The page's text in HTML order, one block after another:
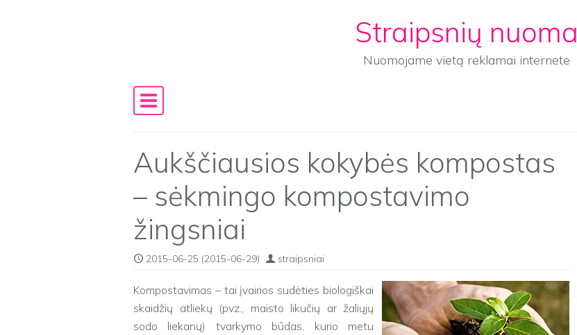
Straipsnių nuoma
Nuomojame vietą reklamai internete
Main Navigation
Aukščiausios kokybės kompostas
– sėkmingo kompostavimo
žingsniai
2015-06-25 (2015-06-29) straipsniai
Kompostavimas – tai įvairios sudėties biologiškai
skaidžių atliekų (pvz., maisto likučių ar žaliųjų
sodo liekanų) tvarkymo būdas, kurio metu